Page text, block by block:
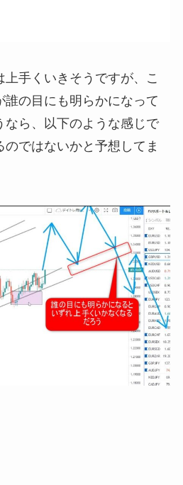
手くいきそうですが、こ
の目にも明らかになって
なら、以下のような感じで
ではないかと予想してま